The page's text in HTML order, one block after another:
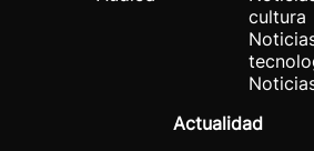
cultura
Actualidad